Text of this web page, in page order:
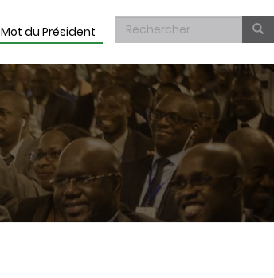
Mot du Président Formulaire
de
recherche